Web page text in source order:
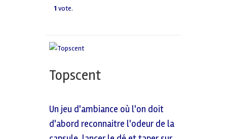
1 vote.
Topscent
Un jeu d'ambiance où l'on doit
d'abord reconnaitre l'odeur de la